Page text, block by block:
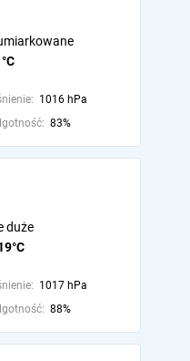
1016 hPa
83%
duże
1017 hPa
88%